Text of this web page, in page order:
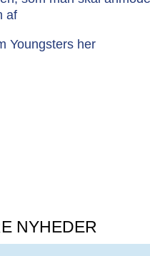
af
Youngsters her
NYHEDER